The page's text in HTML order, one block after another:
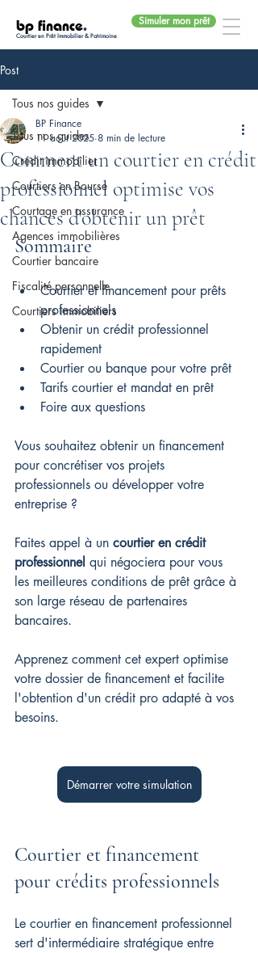
bp finance.
Courtier en Prêt Immobilier & Patrimoine
Simuler mon prêt
Post
Tous nos guides
Crédit immobilier
Courtiers en Bourse
Courtage en assurance
Agences immobilières
Courtier bancaire
Fiscalité personnelle
Courtiers immobiliers
Tous nos guides
Comment un courtier en crédit
professionnel optimise vos
chances d'obtenir un prêt
BP Finance
11 août 2025 8 min de lecture
Sommaire
Courtier et financement pour prêts
professionnels
Obtenir un crédit professionnel
rapidement
Courtier ou banque pour votre prêt
Tarifs courtier et mandat en prêt
Foire aux questions
Vous souhaitez obtenir un financement
pour concrétiser vos projets
professionnels ou développer votre
entreprise ?
Faites appel à un courtier en crédit
professionnel qui négociera pour vous
les meilleures conditions de prêt grâce à
son large réseau de partenaires
bancaires.
Apprenez comment cet expert optimise
votre dossier de financement et facilite
l'obtention d'un crédit pro adapté à vos
besoins.
Démarrer votre simulation
Courtier et financement
pour crédits professionnels
Le courtier en financement professionnel
sert d'intermédiaire stratégique entre